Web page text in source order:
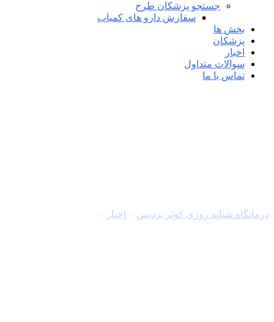
جستجو پزشکان طرح
سفارش دارو های کمیاب
بخش ها
پزشکان
اخبار
سوالات متداول
تماس با ما
درمانگاه شبانه روزی کوثر پردیس اخبار